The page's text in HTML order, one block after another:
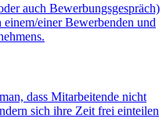
auch Bewerbungsgespräch)
einer Bewerbenden und
dass Mitarbeitende nicht
sich ihre Zeit frei einteilen